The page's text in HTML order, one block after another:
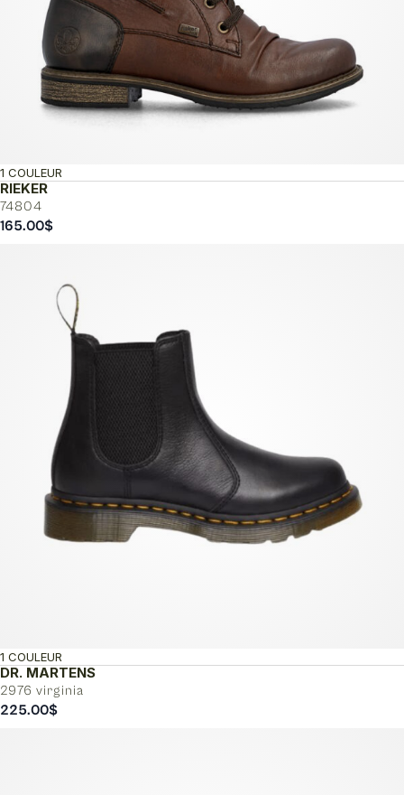
RIEKER
74804
1 COULEUR
165.00$
DR. MARTENS
2976 virginia
1 COULEUR
225.00$